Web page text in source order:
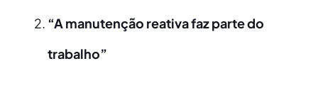
“A manutenção reativa faz parte do
trabalho”